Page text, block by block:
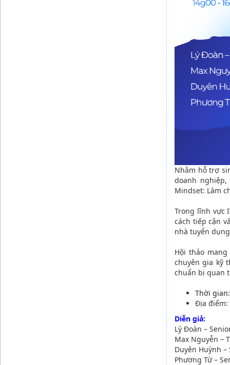
Nhằm hỗ trợ
doanh
Mindset: Làm
Trong lĩnh vực
cách tiếp cận
nhà tuyển
Hội thảo
chuyên gia kỹ
chuẩn bị quan
Thời
Địa điểm:
Diễn giả:
Lý Đoàn –
Max Nguyễn –
Duyên Huỳnh –
Phương Từ –